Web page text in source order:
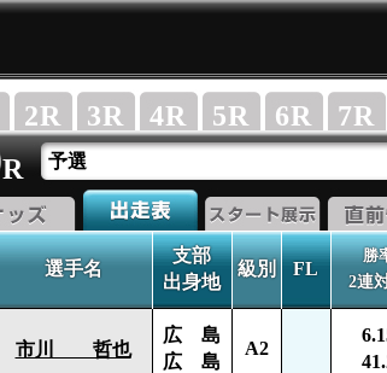
2R 3R 4R 5R 6R 7R
R 予選
選手名
支部
出身地
級別 FL
勝
2連
市川 哲也
広 島
広 島
A2